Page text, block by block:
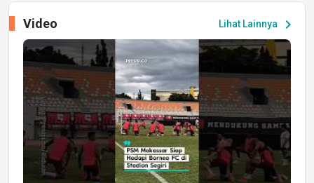
Lihat Lainnya chevron_right
Video